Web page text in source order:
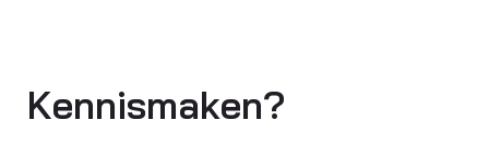
Kennismaken?